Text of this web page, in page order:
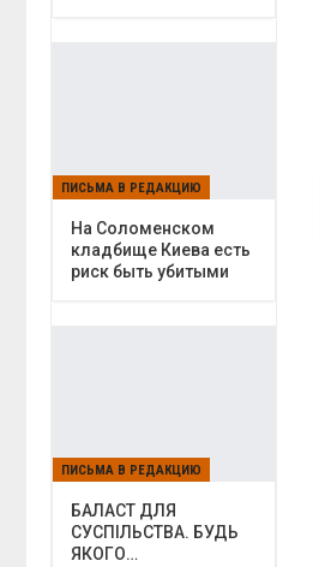
ПИСЬМА В РЕДАКЦИЮ
На Соломенском
кладбище Киева есть
риск быть убитыми
ПИСЬМА В РЕДАКЦИЮ
БАЛАСТ ДЛЯ
СУСПІЛЬСТВА. БУДЬ
ЯКОГО…